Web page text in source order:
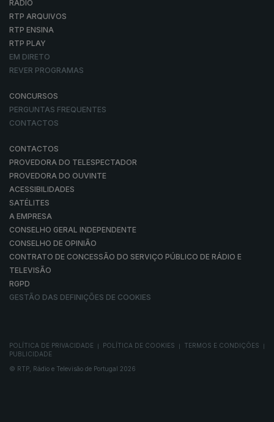
RÁDIO
RTP ARQUIVOS
RTP ENSINA
RTP PLAY
EM DIRETO
REVER PROGRAMAS
CONCURSOS
PERGUNTAS FREQUENTES
CONTACTOS
CONTACTOS
PROVEDORA DO TELESPECTADOR
PROVEDORA DO OUVINTE
ACESSIBILIDADES
SATÉLITES
A EMPRESA
CONSELHO GERAL INDEPENDENTE
CONSELHO DE OPINIÃO
CONTRATO DE CONCESSÃO DO SERVIÇO PÚBLICO DE RÁDIO E
TELEVISÃO
RGPD
GESTÃO DAS DEFINIÇÕES DE COOKIES
POLÍTICA DE PRIVACIDADE POLÍTICA DE COOKIES TERMOS E CONDIÇÕES
PUBLICIDADE
© RTP, Rádio e Televisão de Portugal 2026